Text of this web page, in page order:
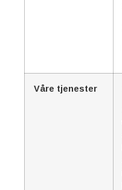
Våre tjenester